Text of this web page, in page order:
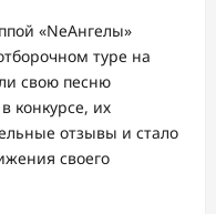
«NеАнгелы»
туре на
свою песню
конкурсе, их
отзывы и стало
своего